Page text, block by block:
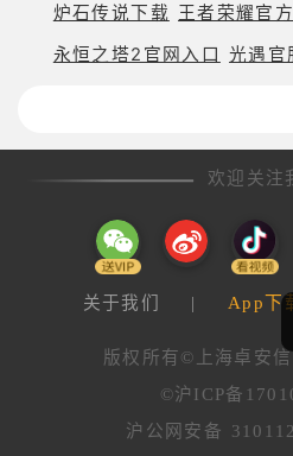
系，参与每周全球联队联赛
好友实时协作：支持语音指
关卡与 BOSS 挑战
单人剧情模式
30 + 款历史名机与未来概念
炉石传说下载 王者荣耀官
永恒之塔2官网入口
光遇官
欢迎关注
关于我们 | App下
版权所有©上海卓安
©沪ICP备
沪公网安备